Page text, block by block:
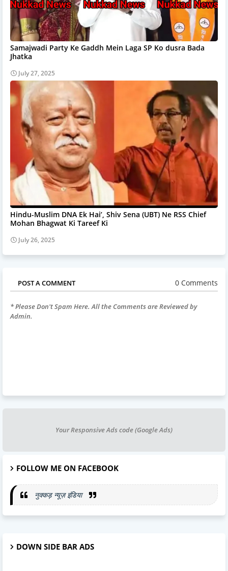
Samajwadi Party Ke Gaddh Mein Laga SP Ko dusra Bada
Jhatka
July 27, 2025
Hindu-Muslim DNA Ek Hai’, Shiv Sena (UBT) Ne RSS Chief
Mohan Bhagwat Ki Tareef Ki
July 26, 2025
POST A COMMENT 0 Comments
* Please Don't Spam Here. All the Comments are Reviewed by
Admin.
Your Responsive Ads code (Google Ads)
FOLLOW ME ON FACEBOOK
नुक्कड़ न्यूज़ इंडिया
DOWN SIDE BAR ADS